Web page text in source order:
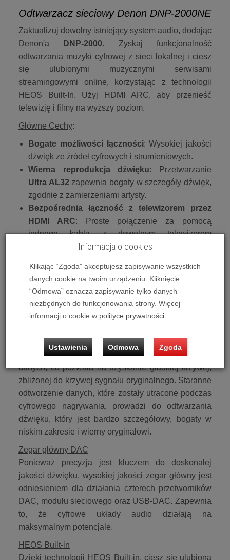
Odtwarzacz sieciowy Denon DNP-2000NE
Zaktualizuj dowolny istniejący system audio, dodając
Denon'a
DNP-2000. Zyskaj funkcjonalność
odtwarzania muzyki cyfrowej z sieci lokalnej i ciesz
się ulubionymi muzycznymi serwisami
streamingowymi online, korzystając z technologii
HEOS Built-In. Użyj HDMI ARC, aby przenieść
telewizję i filmy na wyższy poziom.
Główne Cechy:
Bogate możliwości łączności: Wysokiej jakości
dźwięk ze źródeł cyfrowych i strumieniowych.
Wierna reprodukcja dźwięku: Przetwarzanie
Ultra AL32 zapewnia bogaty w szczegóły dźwięk,
zgodnie z zamierzeniami artysty.
Bezpośrednia łączność z telewizorem przez
HDMI ARC: Proste połączenie za pomocą
jednego kabla z dowolnym telewizorem
kompatybilnym z HDMI ARC.
(Srebrny), Graphite (Grafit)
Ultra AL32 Processing
Ultra AL32 Processing to zaawansowane algorytmy
interpolacji danych, które umożliwiają obsługę
192 kHz/24-bit. Algorytmy te interpolują punkty, które
powinny istnieć przed i po punktach w dużej ilości
danych, co pozwala na uzyskanie gładkiej krzywej,
zbliżonej do krzywej sygnału oryginalnego. Staranne
odtworzenie danych, które zostały utracone podczas
cyfrowego nagrywania, prowadzi do odtwarzania
dźwięku, który jest bardzo szczegółowy, bogaty w
niskim zakresie i wierny oryginałowi.
Zegar główny DAC
Ponieważ precyzja jest kluczem do doskonałej
jakości dźwięku, wysokiej jakości zegar główny jest
odniesieniem dla działania czterech przetworników
DAC, modułu sieciowego oraz USB-DAC. Zapewnia
to, że cyfrowe układy audio działają na
maksymalnym potencjale.
HEOS Built-in
Dzięki technologii HEOS Built-in, ciesz się ulubioną
Informacja o cookies
Klikając “Zgoda” akceptujesz zapisywanie wszystkich
danych cookie na twoim urządzeniu. Kliknięcie
“Odmowa” oznacza zapisywanie tylko danych
niezbędnych do funkcjonowania strony. Więcej
informacji o cookie w polityce prywatności.
Ustawienia Odmowa Zgoda